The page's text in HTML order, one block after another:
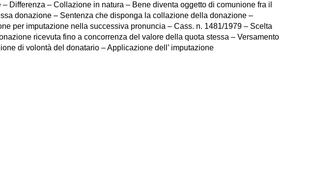
– Collazione in natura – Bene diventa oggetto di comunione fra il
donazione – Sentenza che disponga la collazione della donazione –
per imputazione nella successiva pronuncia – Cass. n. 1481/1979 – Scelta
ricevuta fino a concorrenza del valore della quota stessa – Versamento
di volontà del donatario – Applicazione dell’ imputazione